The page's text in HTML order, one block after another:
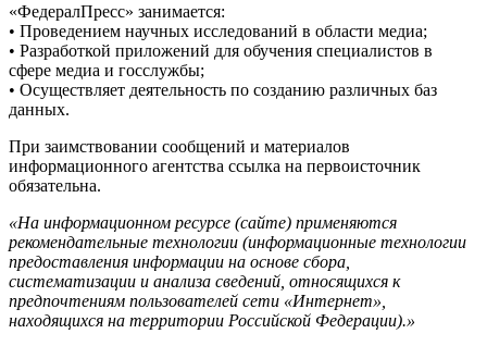
«ФедералПресс» занимается:
• Проведением научных исследований в области медиа;
• Разработкой приложений для обучения специалистов в
сфере медиа и госслужбы;
• Осуществляет деятельность по созданию различных баз
данных.
При заимствовании сообщений и материалов
информационного агентства ссылка на первоисточник
обязательна.
«На информационном ресурсе (сайте) применяются
рекомендательные технологии (информационные технологии
предоставления информации на основе сбора,
систематизации и анализа сведений, относящихся к
предпочтениям пользователей сети «Интернет»,
находящихся на территории Российской Федерации).»